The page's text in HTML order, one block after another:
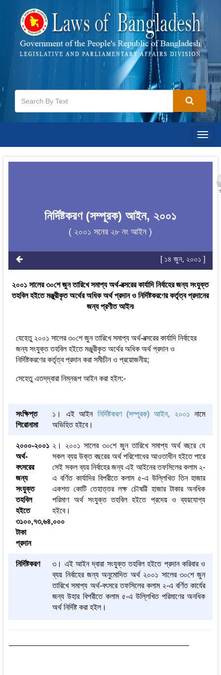
নির্দিষ্টকরণ (সম্পূরক) আইন, ২০০১
( ২০০১ সনের ২৮ নং আইন )
[ ১৪ জুন, ২০০১ ]
২০০১ সালের ৩০শে জুন তারিখে সমাপ্য অর্থ-বত্সরের কার্যাদি নির্বাহের জন্য সংযুক্ত
তহবিল হইতে মঞ্জুরীকৃত অর্থের অধিক অর্থ প্রদান ও নির্দিষ্টকরণের কর্তৃত্ব প্রদানের
জন্য প্রণীত আইন৷
যেহেতু ২০০১ সালের ৩০শে জুন তারিখে সমাপ্য অর্থ-বত্সরের কার্যাদি নির্বাহের
জন্য সংযুক্ত তহবিল হইতে মঞ্জুরীকৃত অর্থের অধিক অর্থ প্রদান ও
নির্দিষ্টকরণের কর্তৃত্ব প্রদান করা সমীচীন ও প্রয়োজনীয়;
সেহেতু এতদ্‌দ্বারা নিম্নরূপ আইন করা হইল:-
সংক্ষিপ্ত
শিরোনামা
১। এই আইন নির্দিষ্টকরণ (সম্পূরক) আইন, ২০০১ নামে
অভিহিত হইবে।
২০০০-২০০১
অর্থ-
বৎসরের
জন্য
সংযুক্ত
তহবিল
হইতে
৩১০০,৭৩,৬৪,০০০
টাকা
প্রদান
২। ২০০১ সালের ৩০শে জুন তারিখে সমাপ্য অর্থ বছরে যে
সকল ব্যয় উক্ত বছরের অর্থ পরিশোধের আওতাধীন হইতে পারে
সেই সকল ব্যয় নির্বাহের জন্য এই আইনের তফসিলের কলাম ২-
এ বর্ণিত কার্যাদির বিপরীতে কলাম ৫-এ উলি্লখিত তিন হাজার
একশত কোটি তেহাত্তর লক্ষ চৌষট্টি হাজার টাকার অনধিক
পরিমাণ অর্থ সংযুক্ত তহবিল হইতে প্রদেয় ও ব্যয়যোগ্য
হইবে।
নির্দিষ্টকরণ
৩। এই আইন দ্বারা সংযুক্ত তহবিল হইতে প্রদান করিবার ও
ব্যয় নির্বাহের জন্য অনুমোদিত অর্থ ২০০১ সালের ৩০শে জুন
তারিখে সমাপ্য অর্থ-বৎসরে তফসিলের কলাম ২-এ বর্ণিত কার্যের
জন্য উহার বিপরীতে কলাম ৫-এ উলি্লখিত পরিমাণের অনধিক
অর্থ নির্দিষ্ট করা হইল।